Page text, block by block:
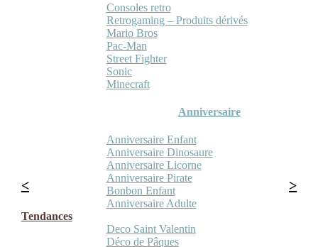
Consoles retro
Retrogaming – Produits dérivés
Mario Bros
Pac-Man
Street Fighter
Sonic
Minecraft
Anniversaire
Anniversaire Enfant
Anniversaire Dinosaure
Anniversaire Licorne
Anniversaire Pirate
Bonbon Enfant
Anniversaire Adulte
Tendances
Deco Saint Valentin
Déco de Pâques